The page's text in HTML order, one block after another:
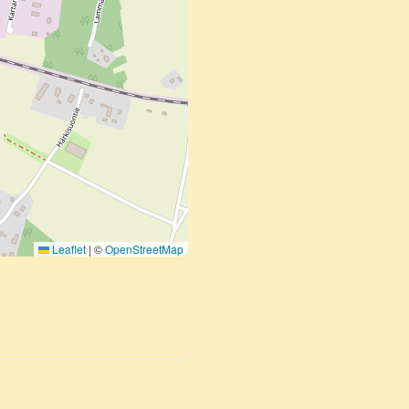
Leaflet | ©OpenStreetMap